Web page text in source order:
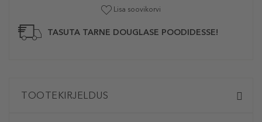
Lisa soovikorvi
TASUTA TARNE DOUGLASE POODIDESSE!
TOOTEKIRJELDUS